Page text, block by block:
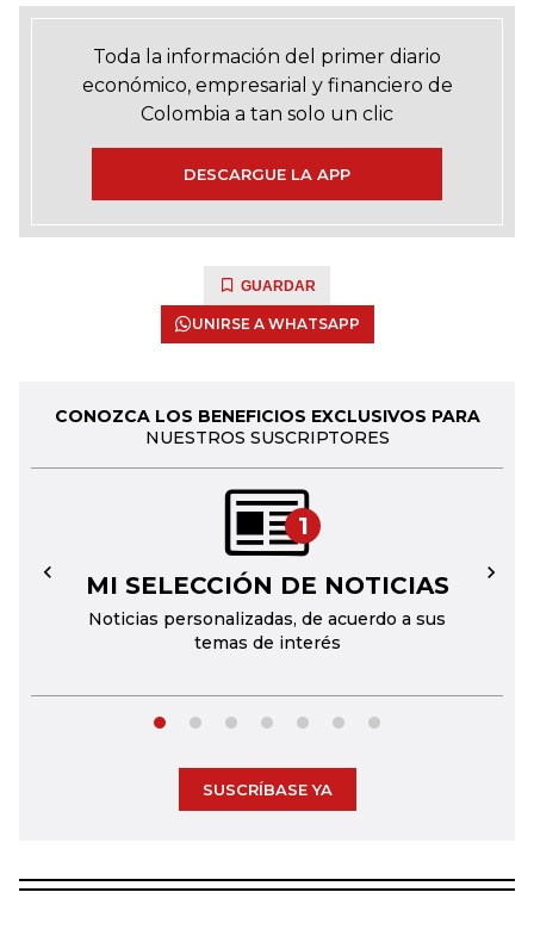
Toda la información del primer diario
económico, empresarial y financiero de
Colombia a tan solo un clic
DESCARGUE LA APP
GUARDAR
UNIRSE A WHATSAPP
CONOZCA LOS BENEFICIOS EXCLUSIVOS PARA
NUESTROS SUSCRIPTORES
1
MI SELECCIÓN DE NOTICIAS
Noticias personalizadas, de acuerdo a sus
temas de interés
← →
SUSCRÍBASE YA